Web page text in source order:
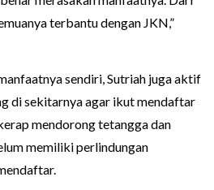
terbantu dengan JKN,”
sendiri, Sutriah juga aktif
di sekitarnya agar ikut mendaftar
mendorong tetangga dan
memiliki perlindungan